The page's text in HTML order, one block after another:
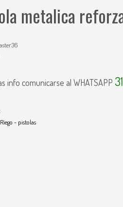
metalica
info comunicarse al WHATSAPP
Riego - pistolas